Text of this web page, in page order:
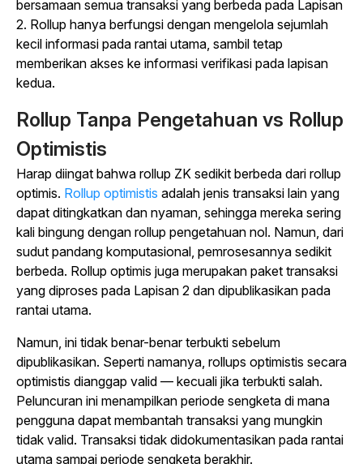
bersamaan semua transaksi yang berbeda pada Lapisan
2. Rollup hanya berfungsi dengan mengelola sejumlah
kecil informasi pada rantai utama, sambil tetap
memberikan akses ke informasi verifikasi pada lapisan
kedua.
Rollup Tanpa Pengetahuan vs Rollup
Optimistis
Harap diingat bahwa rollup ZK sedikit berbeda dari rollup
optimis. Rollup optimistis adalah jenis transaksi lain yang
dapat ditingkatkan dan nyaman, sehingga mereka sering
kali bingung dengan rollup pengetahuan nol. Namun, dari
sudut pandang komputasional, pemrosesannya sedikit
berbeda. Rollup optimis juga merupakan paket transaksi
yang diproses pada Lapisan 2 dan dipublikasikan pada
rantai utama.
Namun, ini tidak benar-benar terbukti sebelum
dipublikasikan. Seperti namanya, rollups optimistis secara
optimistis dianggap valid — kecuali jika terbukti salah.
Peluncuran ini menampilkan periode sengketa di mana
pengguna dapat membantah transaksi yang mungkin
tidak valid. Transaksi tidak didokumentasikan pada rantai
utama sampai periode sengketa berakhir.